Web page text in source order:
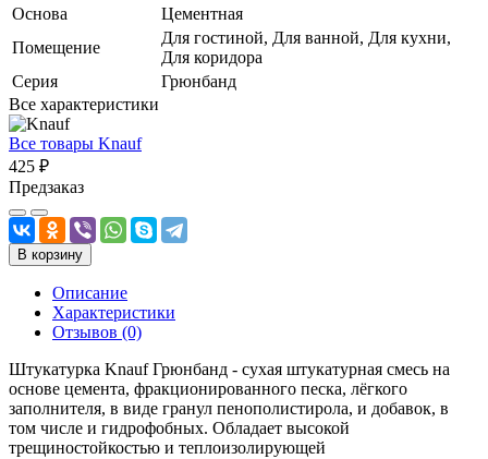
Основа
Цементная
Помещение
Для гостиной, Для ванной, Для кухни,
Для коридора
Серия
Грюнбанд
Все характеристики
Все товары Knauf
425 ₽
Предзаказ
В корзину
Описание
Характеристики
Отзывов (0)
Штукатурка Knauf Грюнбанд - cухая штукатурная смесь на
основе цемента, фракционированного песка, лёгкого
заполнителя, в виде гранул пенополистирола, и добавок, в
том числе и гидрофобных. Обладает высокой
трещиностойкостью и теплоизолирующей